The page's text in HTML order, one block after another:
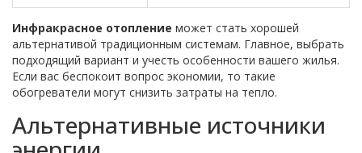
Инфракрасное отопление может стать хорошей
альтернативой традиционным системам. Главное, выбрать
подходящий вариант и учесть особенности вашего жилья.
Если вас беспокоит вопрос экономии, то такие
обогреватели могут снизить затраты на тепло.
Альтернативные источники